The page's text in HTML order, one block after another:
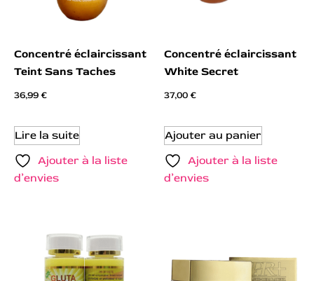
Concentré éclaircissant
Teint Sans Taches
36,99€
Lire la suite
Ajouter à la liste
d’envies
Concentré éclaircissant
White Secret
37,00€
Ajouter au panier
Ajouter à la liste
d’envies